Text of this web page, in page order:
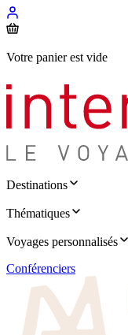
Votre panier est vide
Destinations
Thématiques
Voyages personnalisés
Conférenciers